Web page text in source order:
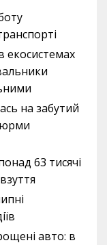
екосистемах
на забутий
63 тисячі
авто: в